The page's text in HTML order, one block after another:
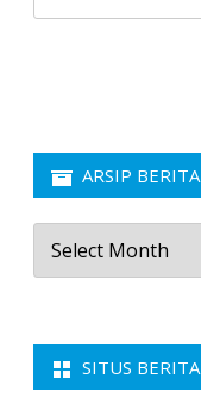
ARSIP BERITA
Arsip
Berita
SITUS BERITA